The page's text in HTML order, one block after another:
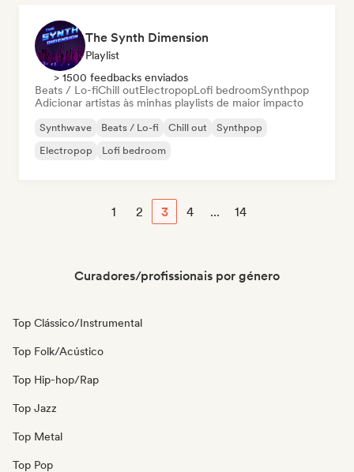
The Synth Dimension
Playlist
> 1500 feedbacks enviados
Beats / Lo-fiChill outElectropopLofi bedroomSynthpop
Adicionar artistas às minhas playlists de maior impacto
Synthwave Beats / Lo-fi Chill out
Synthpop
Electropop
Lofi bedroom
1 2 3 4 ... 14
Curadores/profissionais por género
Top Clássico/Instrumental
Top Folk/Acústico
Top Hip-hop/Rap
Top Jazz
Top Metal
Top Pop